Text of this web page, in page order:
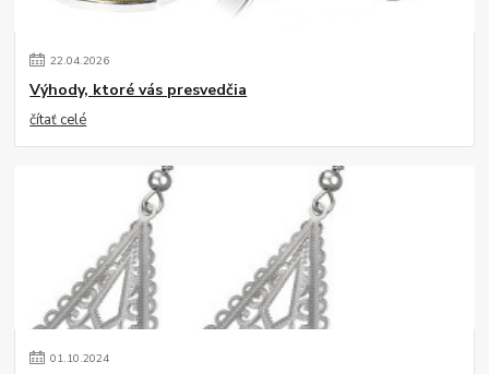
22.04.2026
Výhody, ktoré vás presvedčia
čítať celé
01.10.2024